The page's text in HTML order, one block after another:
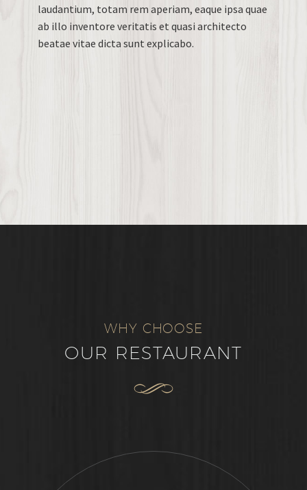
laudantium, totam rem aperiam, eaque ipsa quae
ab illo inventore veritatis et quasi architecto
beatae vitae dicta sunt explicabo.
WHY CHOOSE
OUR RESTAURANT